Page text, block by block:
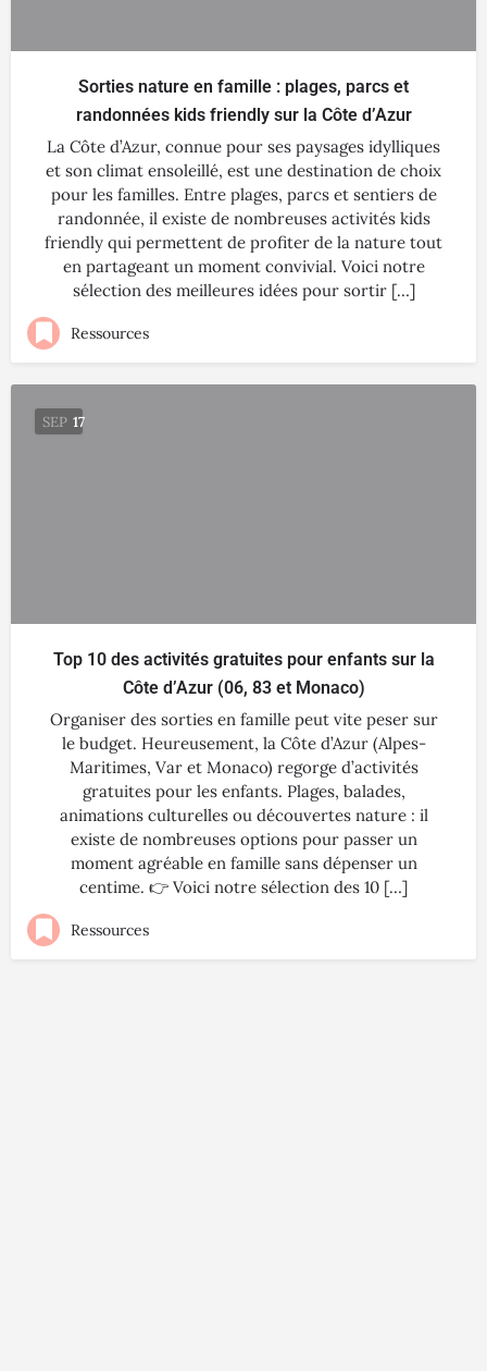
Sorties nature en famille : plages, parcs et
randonnées kids friendly sur la Côte d’Azur
La Côte d’Azur, connue pour ses paysages idylliques
et son climat ensoleillé, est une destination de choix
pour les familles. Entre plages, parcs et sentiers de
randonnée, il existe de nombreuses activités kids
friendly qui permettent de profiter de la nature tout
en partageant un moment convivial. Voici notre
sélection des meilleures idées pour sortir […]
Ressources
SEP 17
Top 10 des activités gratuites pour enfants sur la
Côte d’Azur (06, 83 et Monaco)
Organiser des sorties en famille peut vite peser sur
le budget. Heureusement, la Côte d’Azur (Alpes-
Maritimes, Var et Monaco) regorge d’activités
gratuites pour les enfants. Plages, balades,
animations culturelles ou découvertes nature : il
existe de nombreuses options pour passer un
moment agréable en famille sans dépenser un
centime. 👉 Voici notre sélection des 10 […]
Ressources